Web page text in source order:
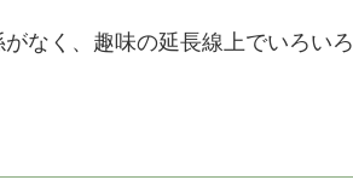
なく、趣味の延長線上でいろいろ